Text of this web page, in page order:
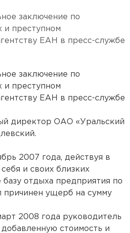
заключение по
и преступном
ЕАН в пресс-службе
заключение по
и преступном
ЕАН в пресс-службе
директор ОАО «Уральский
2007 года, действуя в
и своих близких
отдыха предприятия по
причинен ущерб на сумму
2008 года руководитель
стоимость и